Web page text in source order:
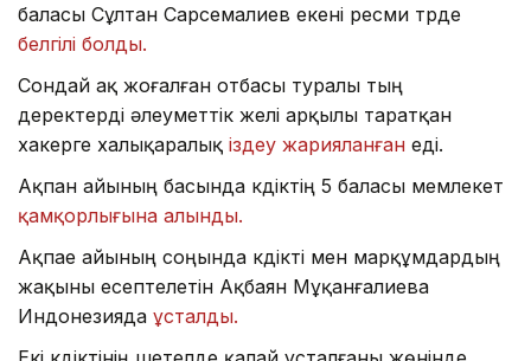
баласы Сұлтан Сарсемалиев екені ресми түрде
белгілі болды.
Сондай ақ жоғалған отбасы туралы тың
деректерді әлеуметтік желі арқылы таратқан
хакерге халықаралық іздеу жарияланған еді.
Ақпан айының басында күдіктің 5 баласы мемлекет
қамқорлығына алынды.
Ақпае айының соңында күдікті мен марқұмдардың
жақыны есептелетін Ақбаян Мұқанғалиева
Индонезияда ұсталды.